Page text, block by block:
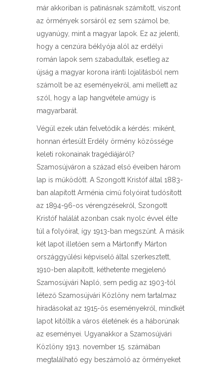
már akkoriban is patinásnak számított, viszont
az örmények sorsáról ez sem számol be,
ugyanúgy, mint a magyar lapok. Ez az jelenti,
hogy a cenzúra béklyója alól az erdélyi
román lapok sem szabadultak, esetleg az
újság a magyar korona iránti lojalitásból nem
számolt be az eseményekről, ami mellett az
szól, hogy a lap hangvétele amúgy is
magyarbarát.
Végül ezek után felvetődik a kérdés: miként,
honnan értesült Erdély örmény közössége
keleti rokonainak tragédiájáról?
Szamosújváron a század első éveiben három
lap is működött. A Szongott Kristóf által 1883-
ban alapított Arménia című folyóirat tudósított
az 1894-96-os vérengzésekről, Szongott
Kristóf halálát azonban csak nyolc évvel élte
túl a folyóirat, így 1913-ban megszűnt. A másik
két lapot illetően sem a Mártonffy Márton
országgyűlési képviselő által szerkesztett,
1910-ben alapított, kéthetente megjelenő
Szamosújvári Napló, sem pedig az 1903-tól
létező Szamosújvári Közlöny nem tartalmaz
híradásokat az 1915-ös eseményekről, mindkét
lapot kitöltik a város életének és a háborúnak
az eseményei. Ugyanakkor a Szamosújvári
Közlöny 1913. november 15. számában
megtalálható egy beszámoló az örményeket